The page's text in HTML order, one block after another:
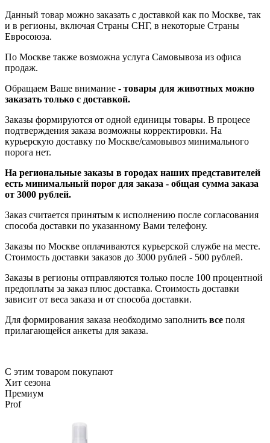
Данный товар можно заказать с доставкой как по Москве, так
и в регионы, включая Страны СНГ, в некоторые Страны
Евросоюза.
По Москве также возможна услуга Самовывоза из офиса
продаж.
Обращаем Ваше внимание - товары для животных можно
заказать только с доставкой.
Заказы формируются от одной единицы товары. В процесе
подтверждения заказа возможны корректировки. На
курьерскую доставку по Москве/самовывоз минимального
порога нет.
На региональные заказы в городах наших представителей
есть минимальный порог для заказа - общая сумма заказа
от 3000 рублей.
Заказ считается принятым к исполнению после согласования
способа доставки по указанному Вами телефону.
Заказы по Москве оплачиваются курьерской службе на месте.
Стоимость доставки заказов до 3000 рублей - 500 рублей.
Заказы в регионы отправляются только после 100 процентной
предоплаты за заказ плюс доставка. Стоимость доставки
зависит от веса заказа и от способа доставки.
Для формирования заказа необходимо заполнить все поля
прилагающейся анкеты для заказа.
С этим товаром покупают
Хит сезона
Премиум
Prof